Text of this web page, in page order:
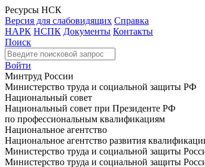
Ресурсы НСК
Версия для слабовидящих Справка
НАРК НСПК Документы Контакты
Поиск
Войти
Минтруд России
Министерство труда и социальной защиты РФ
Национальный совет
Национальный совет при Президенте РФ
по профессиональным квалификациям
Национальное агентство
Национальное агентство развития
Министерство труда и социальной защиты
Министерство труда и социальной защиты